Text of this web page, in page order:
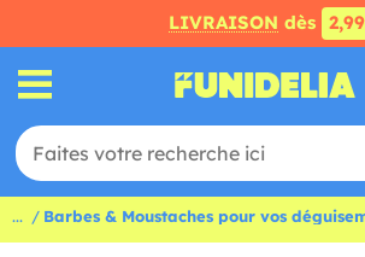
LIVRAISON dès
... Barbes & Moustaches pour vos